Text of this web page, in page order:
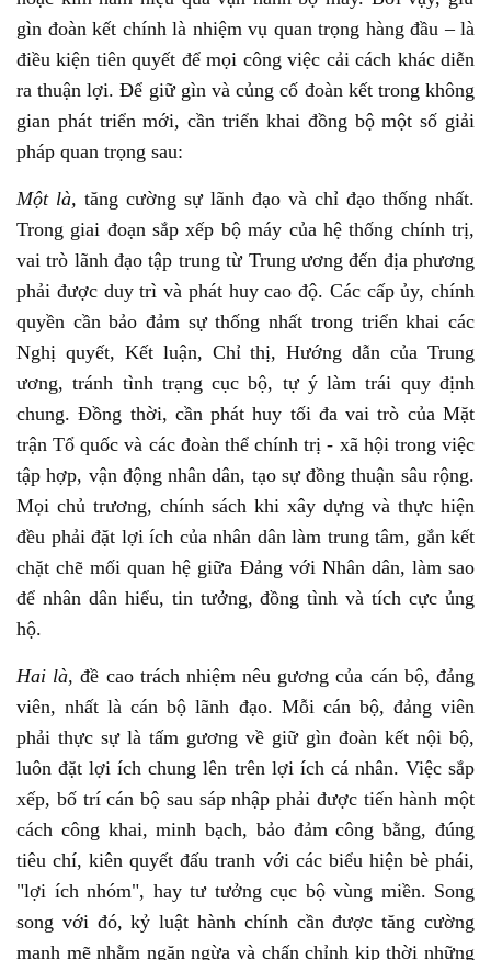
gìn đoàn kết chính là nhiệm vụ quan trọng hàng đầu – là
điều kiện tiên quyết để mọi công việc cải cách khác diễn
ra thuận lợi. Để giữ gìn và củng cố đoàn kết trong không
gian phát triển mới, cần triển khai đồng bộ một số giải
pháp quan trọng sau:
Một là, tăng cường sự lãnh đạo và chỉ đạo thống nhất.
Trong giai đoạn sắp xếp bộ máy của hệ thống chính trị,
vai trò lãnh đạo tập trung từ Trung ương đến địa phương
phải được duy trì và phát huy cao độ. Các cấp ủy, chính
quyền cần bảo đảm sự thống nhất trong triển khai các
Nghị quyết, Kết luận, Chỉ thị, Hướng dẫn của Trung
ương, tránh tình trạng cục bộ, tự ý làm trái quy định
chung. Đồng thời, cần phát huy tối đa vai trò của Mặt
trận Tổ quốc và các đoàn thể chính trị - xã hội trong việc
tập hợp, vận động nhân dân, tạo sự đồng thuận sâu rộng.
Mọi chủ trương, chính sách khi xây dựng và thực hiện
đều phải đặt lợi ích của nhân dân làm trung tâm, gắn kết
chặt chẽ mối quan hệ giữa Đảng với Nhân dân, làm sao
để nhân dân hiểu, tin tưởng, đồng tình và tích cực ủng
hộ.
Hai là,đề cao trách nhiệm nêu gương của cán bộ, đảng
viên, nhất là cán bộ lãnh đạo. Mỗi cán bộ, đảng viên
phải thực sự là tấm gương về giữ gìn đoàn kết nội bộ,
luôn đặt lợi ích chung lên trên lợi ích cá nhân. Việc sắp
xếp, bố trí cán bộ sau sáp nhập phải được tiến hành một
cách công khai, minh bạch, bảo đảm công bằng, đúng
tiêu chí, kiên quyết đấu tranh với các biểu hiện bè phái,
"lợi ích nhóm", hay tư tưởng cục bộ vùng miền. Song
song với đó, kỷ luật hành chính cần được tăng cường
mạnh mẽ nhằm ngăn ngừa và chấn chỉnh kịp thời những